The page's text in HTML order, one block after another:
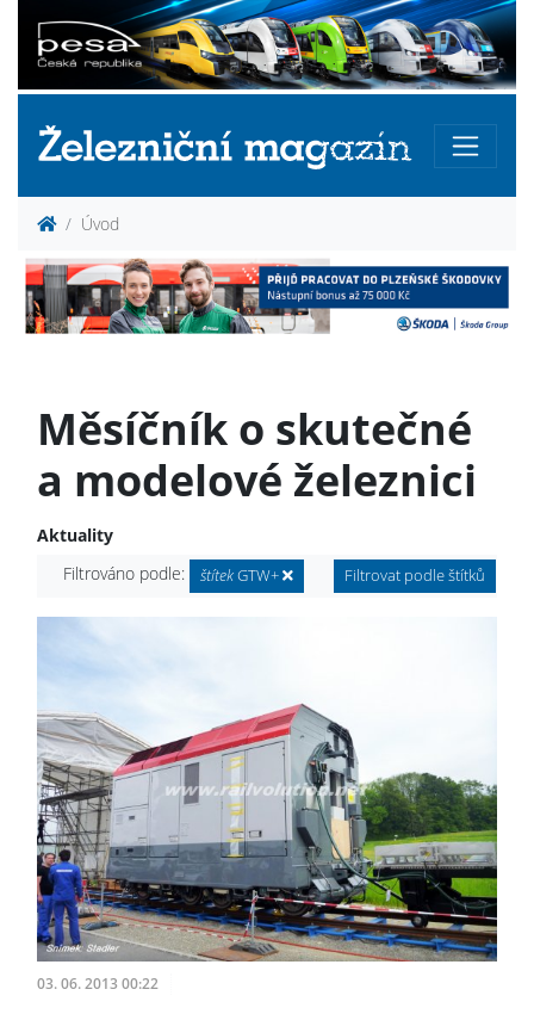
Úvod
Měsíčník o skutečné
a modelové železnici
Aktuality
Filtrováno podle:
štítekGTW+ Filtrovat podle štítků
03. 06. 2013 00:22